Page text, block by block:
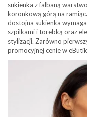
sukienka z falbaną
koronkową górą na
dostojna sukienka
szpilkami i torebką oraz
stylizacji. Zarówno
promocyjnej cenie w